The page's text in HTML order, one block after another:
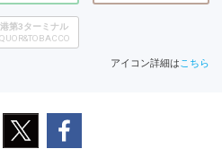
第3ターミナル
アイコン詳細はこちら